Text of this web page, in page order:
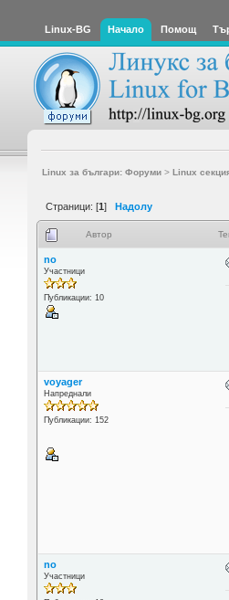
Linux-BG Начало Помощ
Linux за българи: Форуми> Linux
Страници: [1] Надолу
Автор
no
Участници
Публикации: 10
voyager
Напреднали
Публикации: 152
no
Участници